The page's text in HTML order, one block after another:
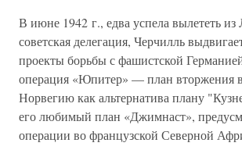
В июне 1942 г., едва успела вылететь из
советская делегация, Черчилль
проекты борьбы с фашистской
операция «Юпитер» — план вторжения
Норвегию как альтернатива плану
его любимый план «Джимнаст»,
операции во французской Северной